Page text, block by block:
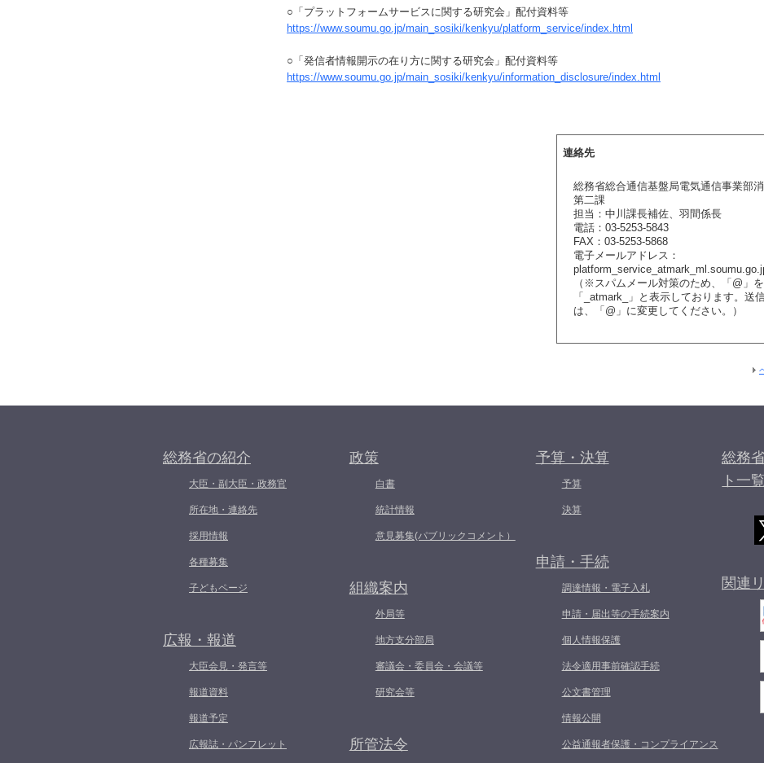
○「プラットフォームサービスに関する研究会」配付資料等
https://www.soumu.go.jp/main_sosiki/kenkyu/platform_service/index.html
○「発信者情報開示の在り方に関する研究会」配付資料等
https://www.soumu.go.jp/main_sosiki/kenkyu/information_disclosure/index.html
連絡先
総務省総合通信基盤局電気通信事業部
第二課
担当：中川課長補佐、羽間係長
電話：03-5253-5843
FAX：03-5253-5868
電子メールアドレス：
（※スパムメール対策のため、「@」を
「_atmark_」と表示しております。送
は、「@」に変更してください。）
総務省の紹介
大臣・副大臣・政務官
所在地・連絡先
採用情報
各種募集
子どもページ
広報・報道
大臣会見・発言等
報道資料
報道予定
広報誌・パンフレット
政策
白書
統計情報
意見募集(パブリックコメント）
組織案内
外局等
地方支分部局
審議会・委員会・会議等
研究会等
所管法令
予算・決算
予算
決算
申請・手続
調達情報・電子入札
申請・届出等の手続案内
個人情報保護
法令適用事前確認手続
公文書管理
情報公開
公益通報者保護・コンプライアンス
総務
ト一覧
関連